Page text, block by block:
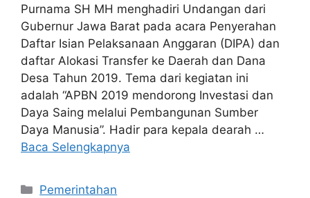
Purnama SH MH menghadiri Undangan dari
Gubernur Jawa Barat pada acara Penyerahan
Daftar Isian Pelaksanaan Anggaran (DIPA) dan
daftar Alokasi Transfer ke Daerah dan Dana
Desa Tahun 2019. Tema dari kegiatan ini
adalah “APBN 2019 mendorong Investasi dan
Daya Saing melalui Pembangunan Sumber
Daya Manusia”. Hadir para kepala dearah …
Baca Selengkapnya
Kategori
Pemerintahan